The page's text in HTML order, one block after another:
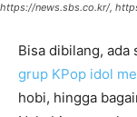
https://news.sbs.co.kr/,
Bisa dibilang,
grup KPop idol
hobi, hingga